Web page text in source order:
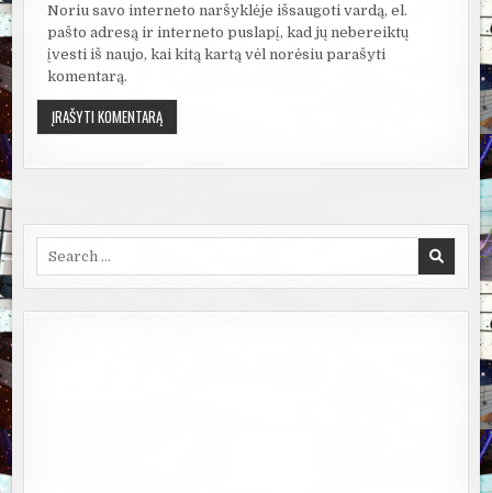
Noriu savo interneto naršyklėje išsaugoti vardą, el.
pašto adresą ir interneto puslapį, kad jų nebereiktų
įvesti iš naujo, kai kitą kartą vėl norėsiu parašyti
komentarą.